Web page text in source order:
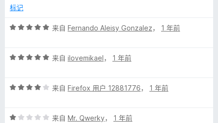
/标记
评
/
来自 Fernando Aleisy Gonzalez， 1 年前
评
/
来自 ilovemikael， 1 年前
评
/
来自 Firefox 用户 12881776， 1 年前
评
来自 Mr. Qwerky， 1 年前